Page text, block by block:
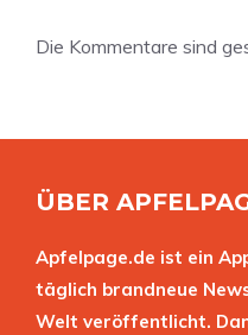
Die Kommentare sind
ÜBER
Apfelpage.de ist ein
täglich brandneue
Welt veröffentlicht.